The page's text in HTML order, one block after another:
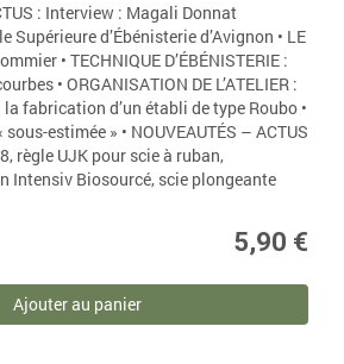
: Interview : Magali Donnat
Supérieure d’Ébénisterie d’Avignon • LE
• TECHNIQUE D’ÉBÉNISTERIE :
• ORGANISATION DE L’ATELIER :
la fabrication d’un établi de type Roubo •
estimée » • NOUVEAUTÉS – ACTUS
règle UJK pour scie à ruban,
Intensiv Biosourcé, scie plongeante
5,90 €
Ajouter au panier